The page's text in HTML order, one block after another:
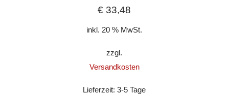
€ 33,48
inkl. 20 % MwSt.
zzgl.
Versandkosten
Lieferzeit:3-5 Tage